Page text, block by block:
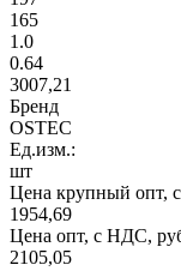
165
1.0
0.64
3007,21
Бренд
OSTEC
Ед.изм.:
шт
Цена крупный опт,
1954,69
Цена опт, с НДС,
2105,05